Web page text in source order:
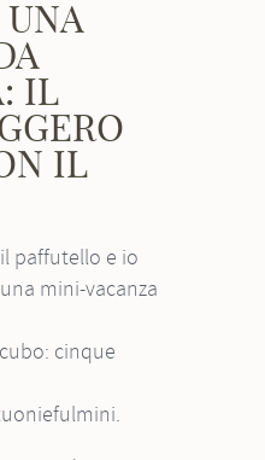
UNA
IL
IL
mini-vacanza
cinque